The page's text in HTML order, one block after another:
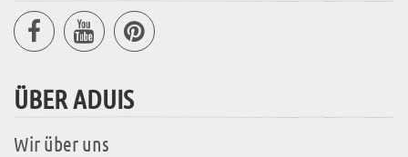
ÜBER ADUIS
Wir über uns